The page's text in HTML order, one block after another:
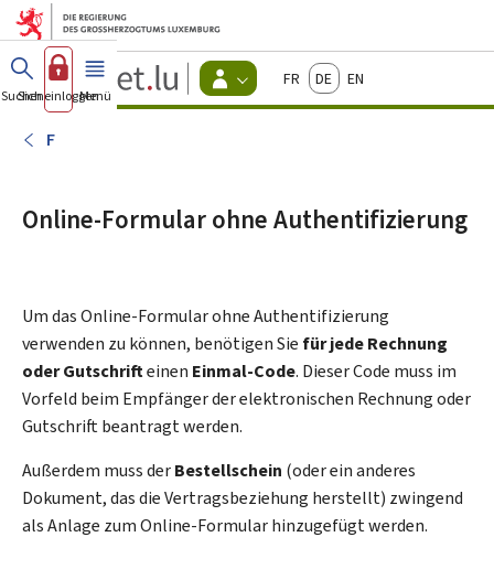
Zum Hauptmenü
Zum Inhalt
Guichet.lu
Changer
d'espace
FrançaisDeutschEnglish
Suchen
Sich einloggen
Menü Haupt-
F
Online-Formular ohne Authentifizierung
Um das Online-Formular ohne Authentifizierung
verwenden zu können, benötigen Sie für jede Rechnung
oder Gutschrifteinen Einmal-Code. Dieser Code muss im
Vorfeld beim Empfänger der elektronischen Rechnung oder
Gutschrift beantragt werden.
Außerdem muss derBestellschein (oder ein anderes
Dokument, das die Vertragsbeziehung herstellt) zwingend
als Anlage zum Online-Formular hinzugefügt werden.